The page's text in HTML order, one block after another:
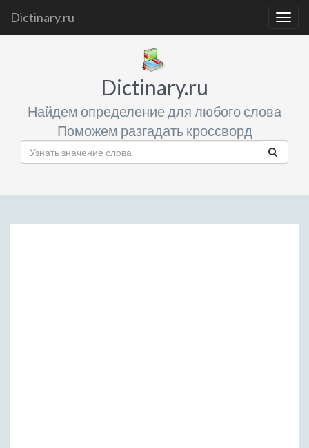
Dictinary.ru
Dictinary.ru
Найдем определение для любого слова
Поможем разгадать кроссворд